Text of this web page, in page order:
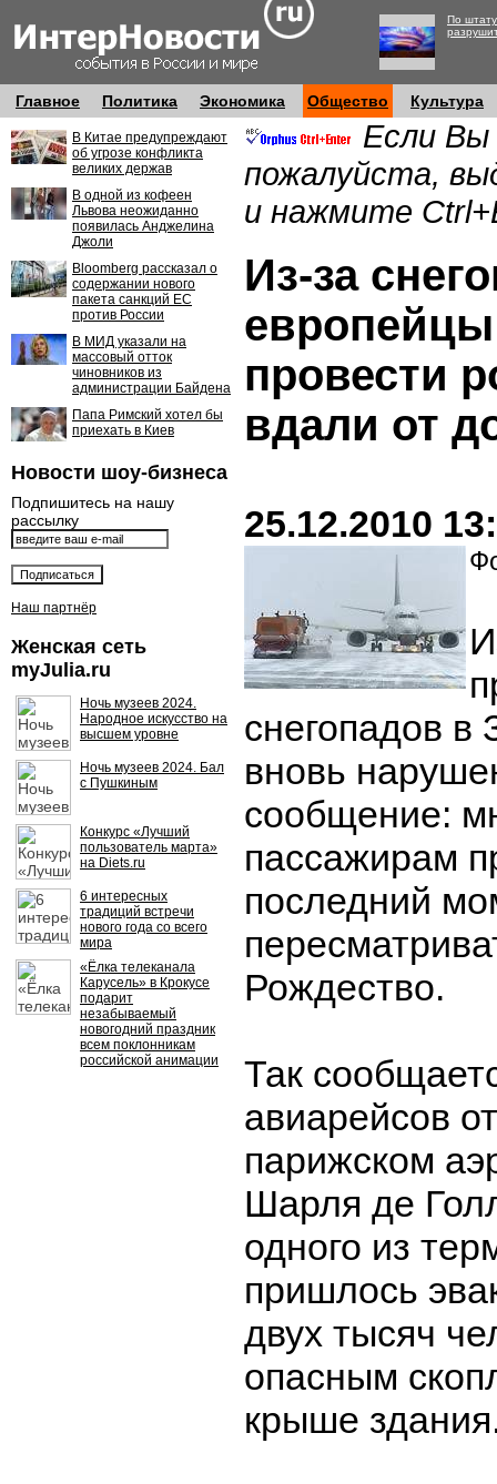
По
Главное Политика Экономика Общество Культура
В Китае предупреждают
об угрозе конфликта
великих держав
В одной из кофеен
Львова неожиданно
появилась Анджелина
Джоли
Bloomberg рассказал о
содержании нового
пакета санкций ЕС
против России
В МИД указали на
массовый отток
чиновников из
администрации Байдена
Папа Римский хотел бы
приехать в Киев
Новости шоу-бизнеса
Подпишитесь на нашу
рассылку
Наш партнёр
Женская сеть
myJulia.ru
Ночь музеев 2024.
Народное искусство на
высшем уровне
Ночь музеев 2024. Бал
с Пушкиным
Конкурс «Лучший
пользователь марта»
на Diets.ru
6 интересных
традиций встречи
нового года со всего
мира
«Ёлка телеканала
Карусель» в Крокусе
подарит
незабываемый
новогодний праздник
всем поклонникам
российской анимации
Если Вы
пожалуйста,
и нажмите
Из-за
европейцы
провести
вдали от
25.12.2010
снегопадов в
вновь
сообщение:
пассажирам
последний
Рождество.
Так
авиарейсов
парижском
Шарля де
одного из
пришлось
двух тысяч
опасным
крыше